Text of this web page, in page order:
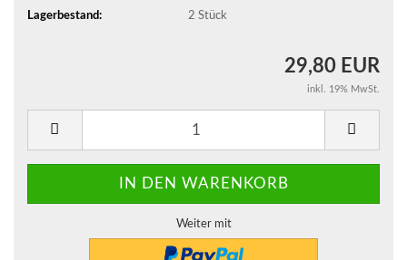
Lagerbestand: 2 Stück
29,80 EUR
inkl. 19% MwSt.
Weiter mit